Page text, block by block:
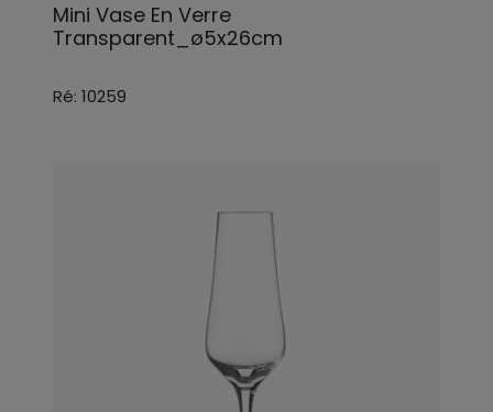
Mini Vase En Verre
Transparent_ø5x26cm
Ré: 10259